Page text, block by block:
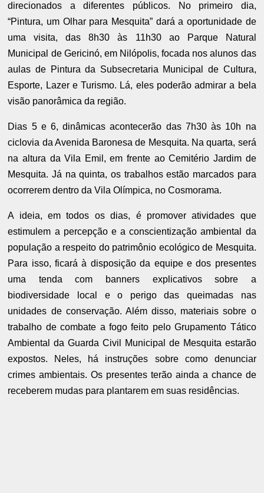
direcionados a diferentes públicos. No primeiro dia,
“Pintura, um Olhar para Mesquita” dará a oportunidade de
uma visita, das 8h30 às 11h30 ao Parque Natural
Municipal de Gericinó, em Nilópolis, focada nos alunos das
aulas de Pintura da Subsecretaria Municipal de Cultura,
Esporte, Lazer e Turismo. Lá, eles poderão admirar a bela
visão panorâmica da região.
Dias 5 e 6, dinâmicas acontecerão das 7h30 às 10h na
ciclovia da Avenida Baronesa de Mesquita. Na quarta, será
na altura da Vila Emil, em frente ao Cemitério Jardim de
Mesquita. Já na quinta, os trabalhos estão marcados para
ocorrerem dentro da Vila Olímpica, no Cosmorama.
A ideia, em todos os dias, é promover atividades que
estimulem a percepção e a conscientização ambiental da
população a respeito do patrimônio ecológico de Mesquita.
Para isso, ficará à disposição da equipe e dos presentes
uma tenda com banners explicativos sobre a
biodiversidade local e o perigo das queimadas nas
unidades de conservação. Além disso, materiais sobre o
trabalho de combate a fogo feito pelo Grupamento Tático
Ambiental da Guarda Civil Municipal de Mesquita estarão
expostos. Neles, há instruções sobre como denunciar
crimes ambientais. Os presentes terão ainda a chance de
receberem mudas para plantarem em suas residências.